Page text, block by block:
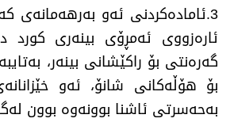
3.ئامادەكردنی ئەو
ئارەزووی ئەمڕۆی بینەری كورد
گەرەنتی بۆ راكێشانی بینەر،
بۆ هۆڵەكانی شانۆ، ئەو
بەحەسرتی ئاشنا بوونەوە بوون